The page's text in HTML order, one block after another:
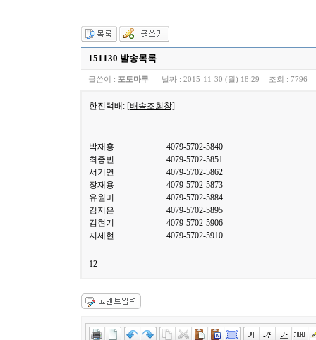
151130 발송목록
글쓴이 : 포토마루 날짜 : 2015-11-30 (월) 18:29 조회 : 7796
한진택배: [배송조회창]
박재홍
4079-5702-5840
최종빈
4079-5702-5851
서기연
4079-5702-5862
장재용
4079-5702-5873
유원미
4079-5702-5884
김지은
4079-5702-5895
김현기
4079-5702-5906
지세현
4079-5702-5910
12